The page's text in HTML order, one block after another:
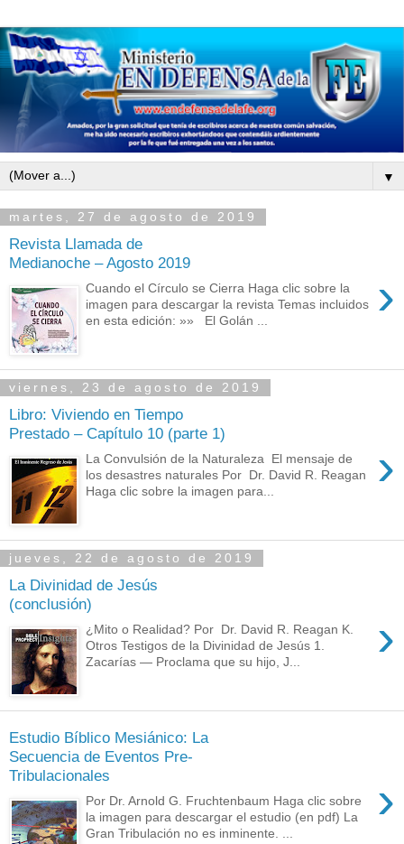
▼
martes, 27 de agosto de 2019
Revista Llamada de
Medianoche – Agosto 2019
›
Cuando el Círculo se Cierra Haga clic sobre la
imagen para descargar la revista Temas incluidos
en esta edición: »» El Golán ...
viernes, 23 de agosto de 2019
Libro: Viviendo en Tiempo
Prestado – Capítulo 10 (parte 1)
›
La Convulsión de la Naturaleza El mensaje de
los desastres naturales Por Dr. David R. Reagan
Haga clic sobre la imagen para...
jueves, 22 de agosto de 2019
La Divinidad de Jesús
(conclusión)
›
¿Mito o Realidad? Por Dr. David R. Reagan K.
Otros Testigos de la Divinidad de Jesús 1.
Zacarías — Proclama que su hijo, J...
Estudio Bíblico Mesiánico: La
Secuencia de Eventos Pre-
Tribulacionales
›
Por Dr. Arnold G. Fruchtenbaum Haga clic sobre
la imagen para descargar el estudio (en pdf) La
Gran Tribulación no es inminente. ...